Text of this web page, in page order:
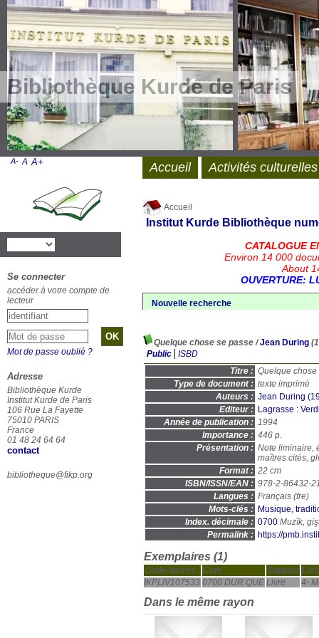
Bibliothèque Kurde de Paris
Accueil
Institut Kurde Bibliothèque
CATALOGUE
Environ 14 000
About
OUVERTURE:
Nouvelle recherche
Quelque chose se passe/Jean During
Public
ISBD
Titre : Quelque chose
Type de document : texte imprimé
Auteurs : Jean During
Editeur : Lagrasse :
Année de publication : 1994
Importance : 446 p.
Présentation : Note liminaire,
maîtres cités,
Format : 22 cm
ISBN/ISSN/EAN : 978-2-86432-
Langues : Français (fre)
Mots-clés : Musique,
Index. décimale : 0700
Permalink : https://
Exemplaires (1)
Code-barres Cote Support
IKPLIV107533 0700 DUR QUE Livre 4-
Dans le même rayon
Accueil Activités culturelles
A- A A+
Se connecter
accéder à votre compte de
lecteur
Mot de passe oublié ?
Adresse
Bibliothèque Kurde
Institut Kurde de Paris
106 Rue La Fayette
75010 PARIS
France
01 48 24 64 64
contact
bibliotheque@fikp.org